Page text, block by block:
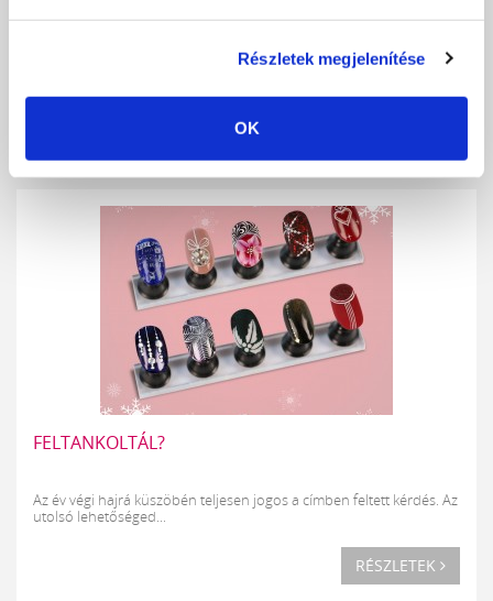
Részletek megjelenítése
OK
A műkörmös szakma innovációjával egyidejűleg előtérbe került az
FELTANKOLTÁL?
Az év végi hajrá küszöbén teljesen jogos a címben feltett kérdés. Az
utolsó lehetőséged...
RÉSZLETEK